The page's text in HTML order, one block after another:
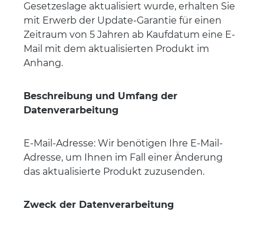
Gesetzeslage aktualisiert wurde, erhalten Sie
mit Erwerb der Update-Garantie für einen
Zeitraum von 5 Jahren ab Kaufdatum eine E-
Mail mit dem aktualisierten Produkt im
Anhang.
Beschreibung und Umfang der
Datenverarbeitung
E-Mail-Adresse: Wir benötigen Ihre E-Mail-
Adresse, um Ihnen im Fall einer Änderung
das aktualisierte Produkt zuzusenden.
Zweck der Datenverarbeitung